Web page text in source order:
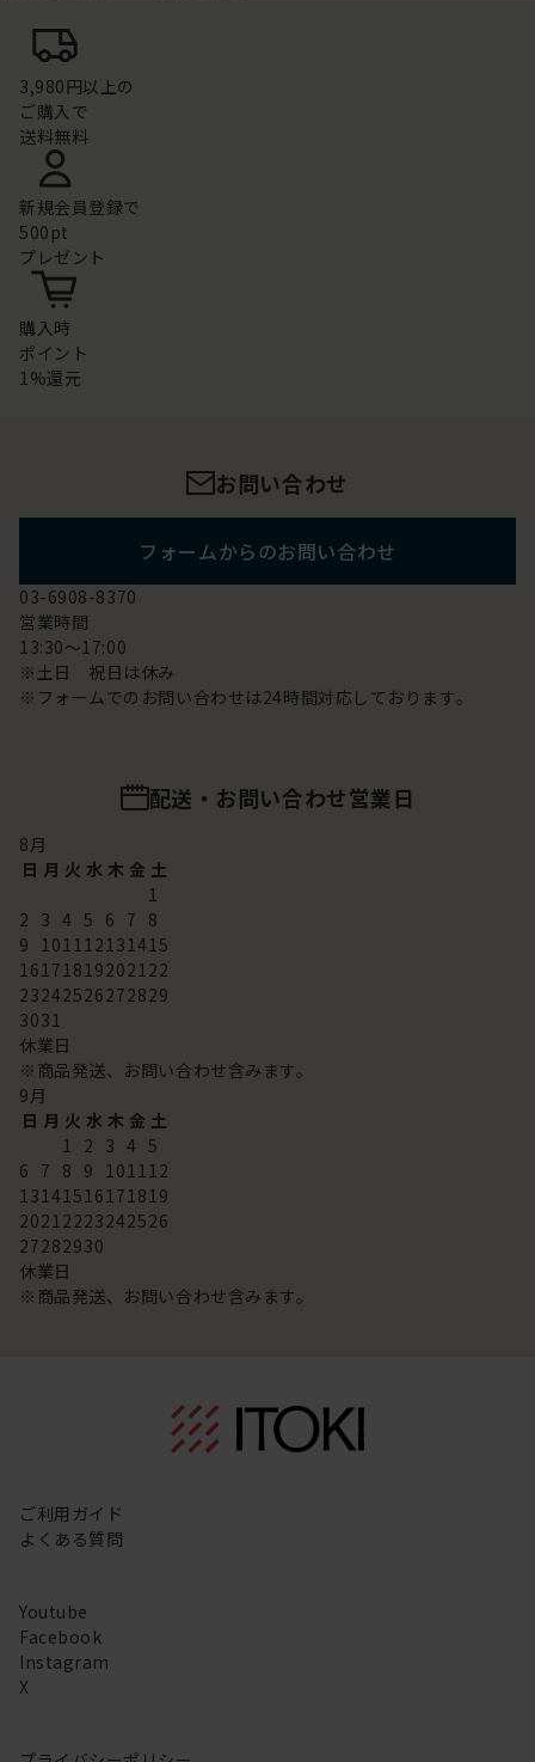
3,980円以上の
ご購入で
送料無料
新規会員登録で
500pt
プレゼント
購入時
ポイント
1%還元
お問い合わせ
フォームからのお問い合わせ
03-6908-8370
営業時間
13:30～17:00
※土日 祝日は休み
※フォームでのお問い合わせは24時間対応しております。
配送・お問い合わせ営業日
8 月
日 月 火 水 木 金 土
1
2 3 4 5 6 7 8
9
10 11 12 13 14 15
16 17 18 192021 22
23242526272829
3031
休業日
※商品発送、お問い合わせ含みます。
9 月
日 月 火 水 木 金 土
1
2 3 4 5
6 7 8 9 10 11 12
13 14 15 16 17 18 19
2021 2223242526
27282930
休業日
※商品発送、お問い合わせ含みます。
ご利用ガイド
よくある質問
Youtube
Facebook
Instagram
X